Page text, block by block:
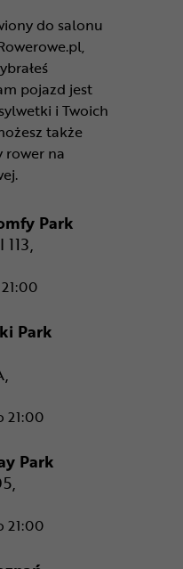
do salonu
pojazd jest
i Twoich
także
rower na
Park
- Comfy Park
Park
21:00
- Morski Park
Park
21:00
- Solvay Park